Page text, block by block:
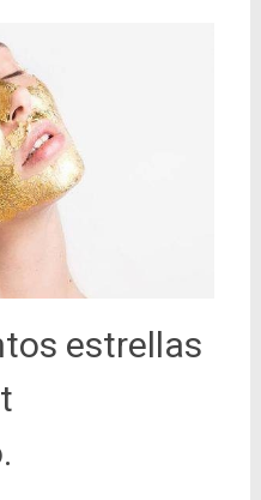
estrellas